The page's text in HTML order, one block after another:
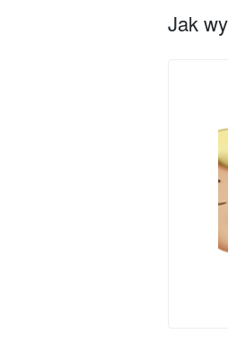
Jak